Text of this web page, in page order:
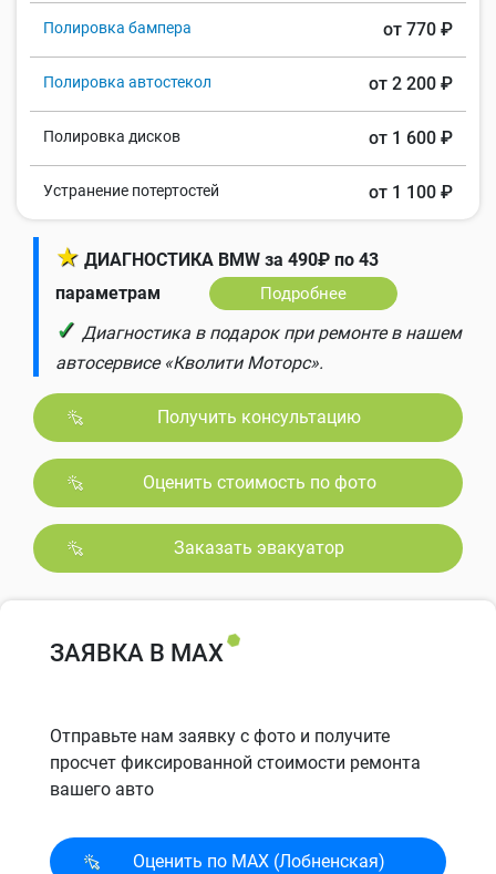
Полировка бампера от 770 ₽
Полировка автостекол от 2 200 ₽
Полировка дисков от 1 600 ₽
Устранение потертостей от 1 100 ₽
★ ДИАГНОСТИКА BMW за 490₽ по 43
параметрам
Подробнее
✓ Диагностика в подарок при ремонте в нашем
автосервисе «Кволити Моторс».
Получить консультацию
Оценить стоимость по фото
Заказать эвакуатор
ЗАЯВКА В MAX
Отправьте нам заявку с фото и получите
просчет фиксированной стоимости ремонта
вашего авто
Оценить по MAX (Лобненская)